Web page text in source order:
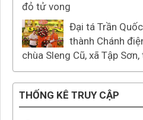
đỏ tử vong
Đại tá Trần
thành Chánh
chùa Sleng Cũ, xã Tập
THỐNG KÊ TRUY CẬP